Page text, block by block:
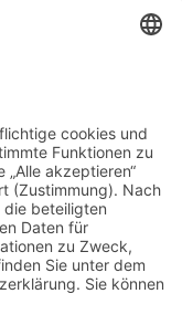
Einstellungen
GmbH
Konzept, Design,